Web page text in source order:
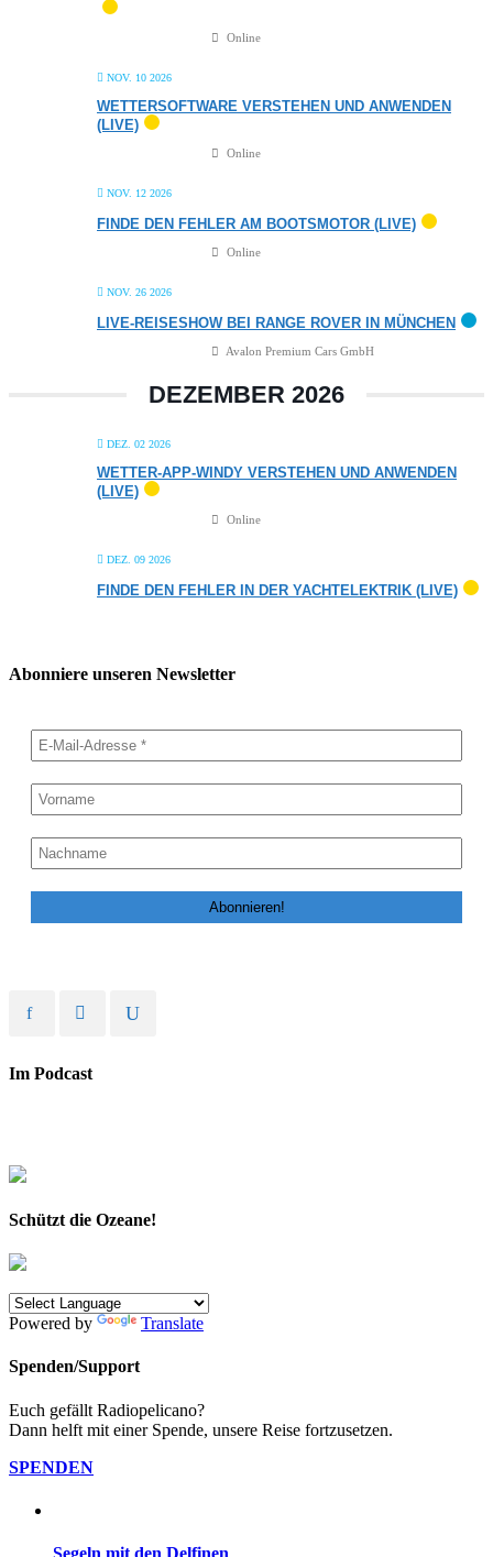
Online
NOV. 10 2026
WETTERSOFTWARE VERSTEHEN UND ANWENDEN
(LIVE)
Online
NOV. 12 2026
FINDE DEN FEHLER AM BOOTSMOTOR (LIVE)
Online
NOV. 26 2026
LIVE-REISESHOW BEI RANGE ROVER IN MÜNCHEN
Avalon Premium Cars GmbH
DEZEMBER 2026
DEZ. 02 2026
WETTER-APP-WINDY VERSTEHEN UND ANWENDEN
(LIVE)
Online
DEZ. 09 2026
FINDE DEN FEHLER IN DER YACHTELEKTRIK (LIVE)
Abonniere unseren Newsletter
Im Podcast
Schützt die Ozeane!
Powered by Translate
Spenden/Support
Euch gefällt Radiopelicano?
Dann helft mit einer Spende, unsere Reise fortzusetzen.
SPENDEN